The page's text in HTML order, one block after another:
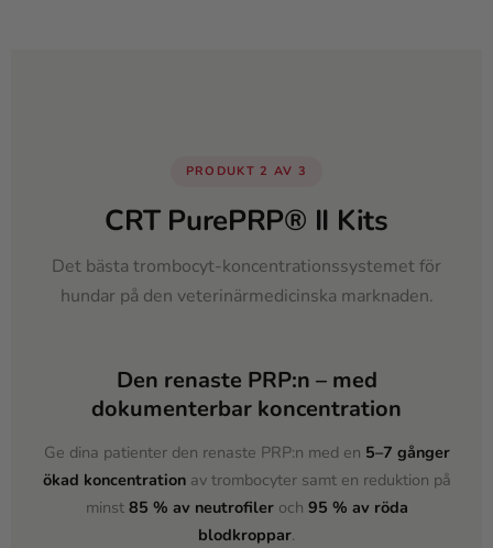
PRODUKT 2 AV 3
CRT PurePRP® II Kits
Det bästa trombocyt-koncentrationssystemet för
hundar på den veterinärmedicinska marknaden.
Den renaste PRP:n – med
dokumenterbar koncentration
Ge dina patienter den renaste PRP:n med en 5–7 gånger
ökad koncentrationav trombocyter samt en reduktion på
minst 85 % av neutrofileroch 95 % av röda
blodkroppar.